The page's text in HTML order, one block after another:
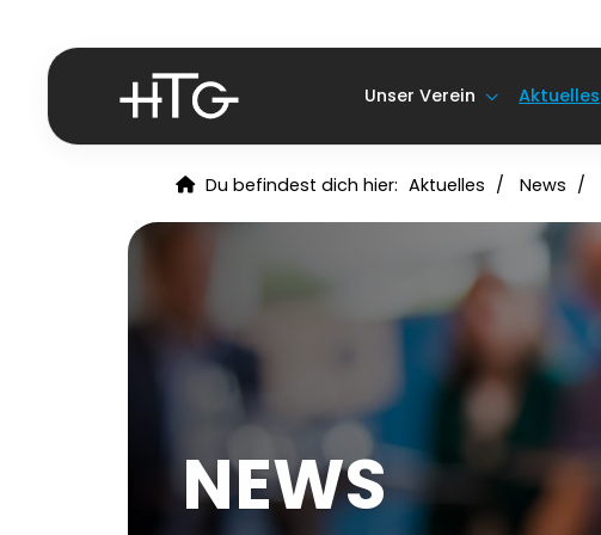
Unser Verein Aktuelles
Du befindest dich hier: Aktuelles News
NEWS